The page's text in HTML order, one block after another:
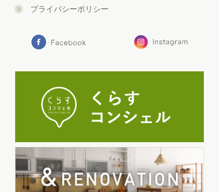
プライバシーポリシー